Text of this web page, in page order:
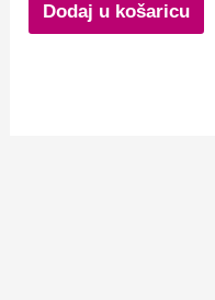
Dodaj u košaricu